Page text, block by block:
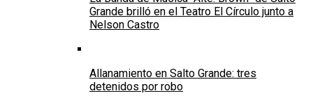
Grande brilló en el Teatro El Círculo junto a
Nelson Castro
Allanamiento en Salto Grande: tres
detenidos por robo